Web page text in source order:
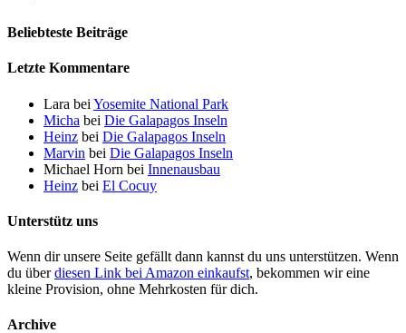
Beliebteste Beiträge
Letzte Kommentare
Lara bei Yosemite National Park
Micha bei Die Galapagos Inseln
Heinz bei Die Galapagos Inseln
Marvin bei Die Galapagos Inseln
Michael Horn bei Innenausbau
Heinz bei El Cocuy
Unterstütz uns
Wenn dir unsere Seite gefällt dann kannst du uns unterstützen. Wenn
du überdiesen Link bei Amazon einkaufst, bekommen wir eine
kleine Provision, ohne Mehrkosten für dich.
Archive